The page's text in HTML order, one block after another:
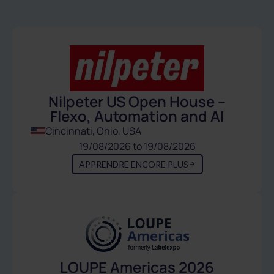
Nilpeter US Open House –
Flexo, Automation and AI
Cincinnati, Ohio, USA
19/08/2026 to 19/08/2026
APPRENDRE ENCORE PLUS
LOUPE Americas 2026